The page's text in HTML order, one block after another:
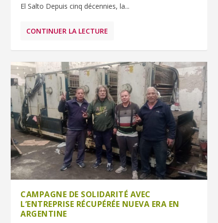
El Salto Depuis cinq décennies, la...
CONTINUER LA LECTURE
CAMPAGNE DE SOLIDARITÉ AVEC
L’ENTREPRISE RÉCUPÉRÉE NUEVA ERA EN
ARGENTINE